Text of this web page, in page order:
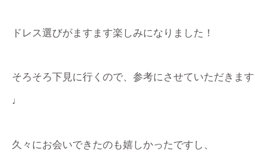
ドレス選びがますます楽しみになりました！
そろそろ下見に行くので、参考にさせていただきます
♩
久々にお会いできたのも嬉しかったですし、